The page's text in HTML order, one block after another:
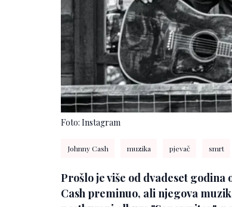
Foto: Instagram
Johnny Cash muzika pjevač smrt
Prošlo je više od dvadeset
Cash preminuo, ali njegova